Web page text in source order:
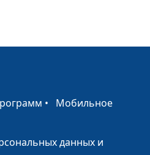
Милена Закаменных,
Андрей Карганов,
• Мобильное
данных и